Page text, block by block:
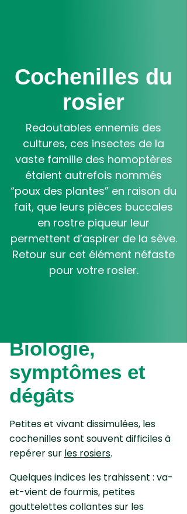
Cochenilles du
rosier
Redoutables ennemis des
cultures, ces insectes de la
vaste famille des homoptères
étaient autrefois nommés
“poux des plantes” en raison du
fait, que leurs pièces buccales
en rostre piqueur leur
permettent d’aspirer de la sève.
Retour sur cet élément néfaste
pour votre rosier.
Biologie,
symptômes et
dégâts
Petites et vivant dissimulées, les
cochenilles sont souvent difficiles à
repérer sur les rosiers.
Quelques indices les trahissent : va-
et-vient de fourmis, petites
gouttelettes collantes sur les